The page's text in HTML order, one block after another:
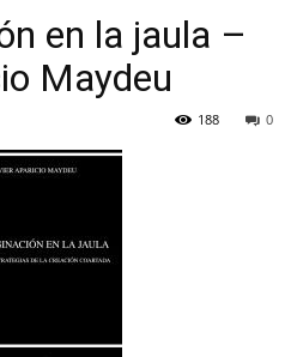
en la jaula –
Maydeu
0
188